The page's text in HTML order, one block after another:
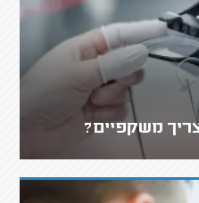
משקפיים?